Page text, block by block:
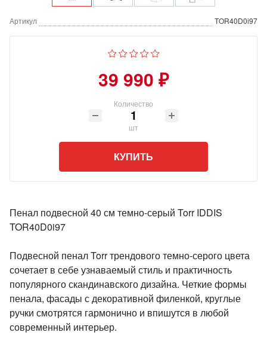
Артикул TOR40D0i97
39 990 ₽
Количество
шт
КУПИТЬ
Пенал подвесной 40 см темно-серый Torr IDDIS
TOR40D0i97
Подвесной пенал Torr трендового темно-серого цвета
сочетает в себе узнаваемый стиль и практичность
популярного скандинавского дизайна. Четкие формы
пенала, фасады с декоративной филенкой, круглые
ручки смотрятся гармонично и впишутся в любой
современный интерьер.